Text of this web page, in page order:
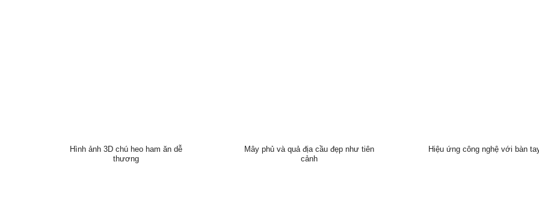
Hình ảnh 3D chú heo ham ăn dễ
thương
Mây phủ và quả địa cầu đẹp như tiên
cảnh
Hiệu ứng công nghệ với bàn